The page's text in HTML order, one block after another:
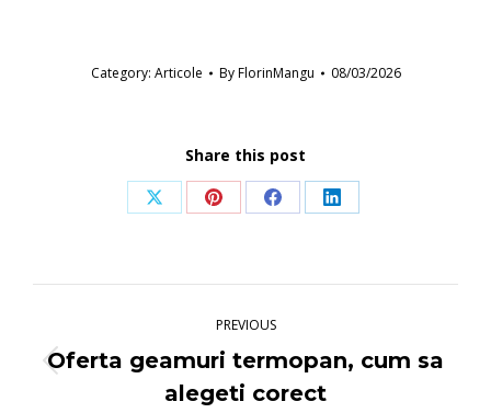
Category: Articole ByFlorinMangu 08/03/2026
Share this post
Share Share Share Share
PREVIOUS
Previous
post:
Oferta geamuri termopan, cum sa
alegeti corect